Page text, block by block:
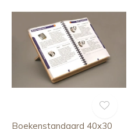
Boekenstandaard 40x30